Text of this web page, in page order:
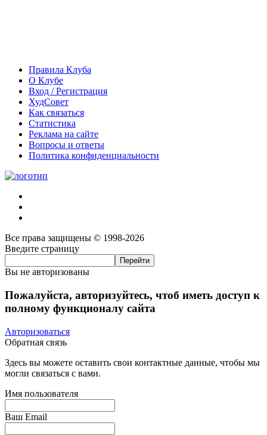
Правила Клуба
О Клубе
Вход / Регистрация
ХудСовет
Как связаться
Статистика
Реклама на сайте
Вопросы и ответы
Политика конфиденциальности
Все права защищены © 1998-2026
Введите страницу
Вы не авторизованы
Пожалуйста, авторизуйтесь, чтоб иметь доступ к
полному функционалу сайта
Авторизоваться
Обратная связь
Здесь вы можете оставить свои контактные данные, чтобы мы
могли связаться с вами.
Имя пользователя
Ваш Email